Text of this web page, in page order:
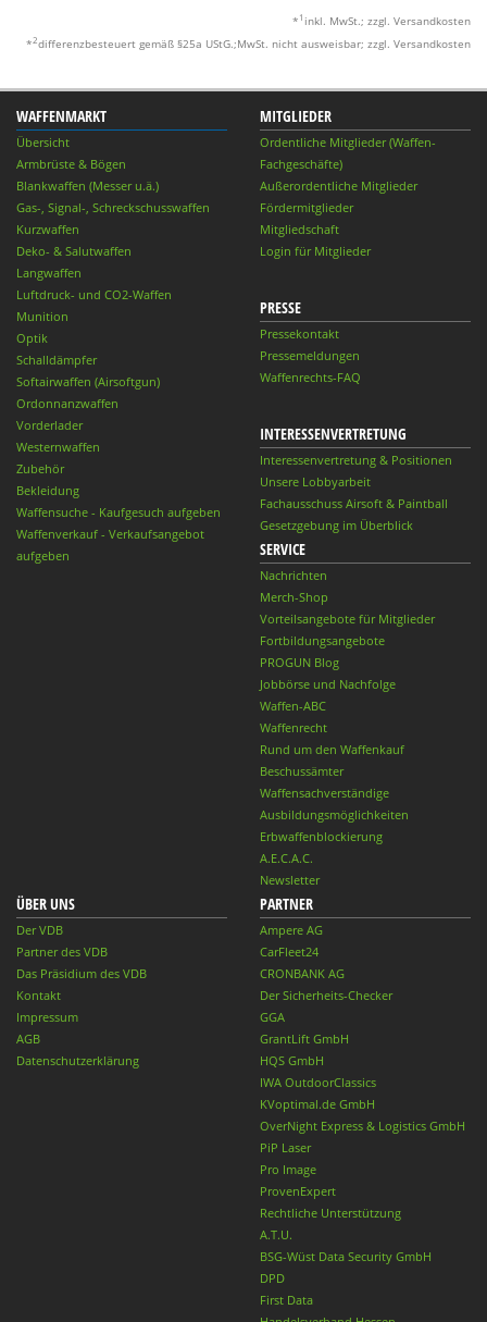
* 1 inkl. MwSt.; zzgl. Versandkosten
*2differenzbesteuert gemäß §25a UStG.;MwSt. nicht ausweisbar; zzgl. Versandkosten
WAFFENMARKT
Übersicht
Armbrüste & Bögen
Blankwaffen (Messer u.ä.)
Gas-, Signal-, Schreckschusswaffen
Kurzwaffen
Deko- & Salutwaffen
Langwaffen
Luftdruck- und CO2-Waffen
Munition
Optik
Schalldämpfer
Softairwaffen (Airsoftgun)
Ordonnanzwaffen
Vorderlader
Westernwaffen
Zubehör
Bekleidung
Waffensuche - Kaufgesuch aufgeben
Waffenverkauf - Verkaufsangebot
aufgeben
MITGLIEDER
Ordentliche Mitglieder (Waffen-
Fachgeschäfte)
Außerordentliche Mitglieder
Fördermitglieder
Mitgliedschaft
Login für Mitglieder
PRESSE
Pressekontakt
Pressemeldungen
Waffenrechts-FAQ
INTERESSENVERTRETUNG
Interessenvertretung & Positionen
Unsere Lobbyarbeit
Fachausschuss Airsoft & Paintball
Gesetzgebung im Überblick
SERVICE
Nachrichten
Merch-Shop
Vorteilsangebote für Mitglieder
Fortbildungsangebote
PROGUN Blog
Jobbörse und Nachfolge
Waffen-ABC
Waffenrecht
Rund um den Waffenkauf
Beschussämter
Waffensachverständige
Ausbildungsmöglichkeiten
Erbwaffenblockierung
A.E.C.A.C.
Newsletter
ÜBER UNS
Der VDB
Partner des VDB
Das Präsidium des VDB
Kontakt
Impressum
AGB
Datenschutzerklärung
PARTNER
Ampere AG
CarFleet24
CRONBANK AG
Der Sicherheits-Checker
GGA
GrantLift GmbH
HQS GmbH
IWA OutdoorClassics
KVoptimal.de GmbH
OverNight Express & Logistics GmbH
PiP Laser
Pro Image
ProvenExpert
Rechtliche Unterstützung
A.T.U.
BSG-Wüst Data Security GmbH
DPD
First Data